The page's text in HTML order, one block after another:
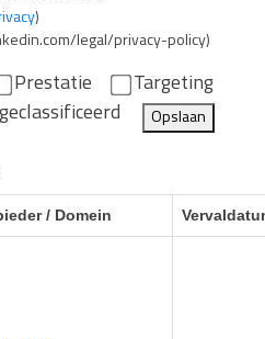
)
legal/privacy-policy)
Prestatie
Targeting
Opslaan
/ Domein